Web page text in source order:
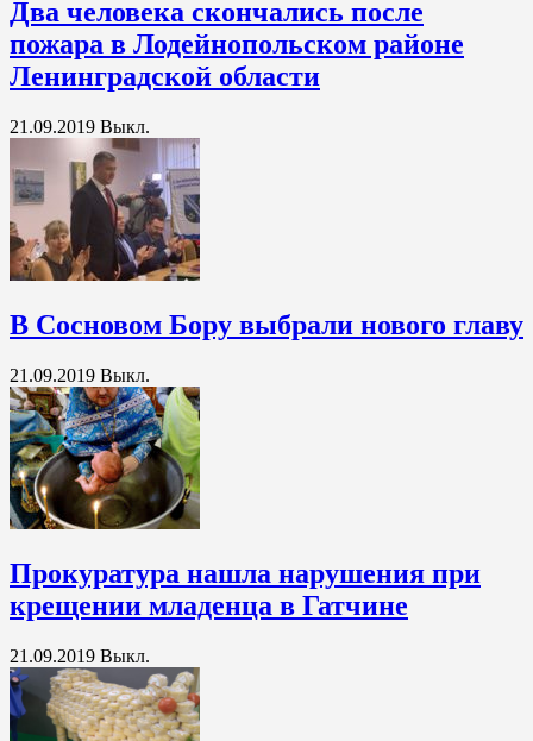
Два человека скончались после
пожара в Лодейнопольском районе
Ленинградской области
21.09.2019 Выкл.
В Сосновом Бору выбрали нового главу
21.09.2019 Выкл.
Прокуратура нашла нарушения при
крещении младенца в Гатчине
21.09.2019 Выкл.